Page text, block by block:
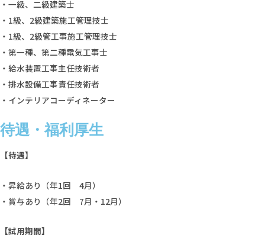
・一級、二級建築士
・1級、2級建築施工管理技士
・1級、2級管工事施工管理技士
・第一種、第二種電気工事士
・給水装置工事主任技術者
・排水設備工事責任技術者
・インテリアコーディネーター
待遇・福利厚生
【待遇】
・昇給あり（年1回 4月）
・賞与あり（年2回 7月・12月）
【試用期間】